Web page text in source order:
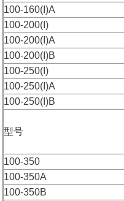
100-160(I)A
100-200(I)
100-200(I)A
100-200(I)B
100-250(I)
100-250(I)A
100-250(I)B
型号
100-350
100-350A
100-350B